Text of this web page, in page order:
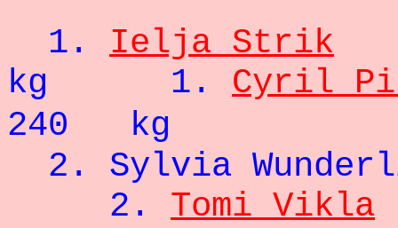
1. Ielja Strik
kg 1. Cyril
240 kg
2. Sylvia
2. Tomi Vikla